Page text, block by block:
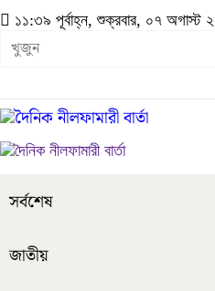
১১:৩৯ পূর্বাহ্ন, শুক্রবার, ০৭ অগাস্ট
সর্বশেষ
জাতীয়